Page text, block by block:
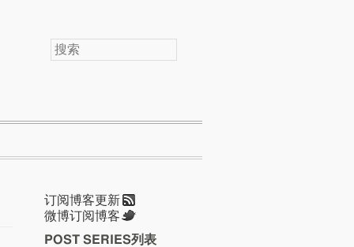
订阅博客更新
微博订阅博客
POST SERIES列表